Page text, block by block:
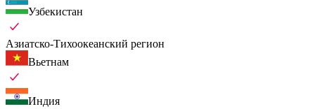
Узбекистан
Азиатско-Тихоокеанский регион
Вьетнам
Индия